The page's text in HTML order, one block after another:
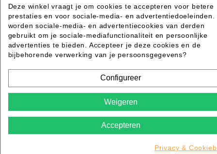
Kamferspiritus 100ml
Ratedout of 5 stars based onreview(s)
ACCOUNTaan om te bestellen.
Deze winkel vraagt je om cookies te accepteren voor betere
prestaties en voor sociale-media- en advertentiedoeleinden.
worden sociale-media- en advertentiecookies van derden
gebruikt om je sociale-mediafunctionaliteit en persoonlijke
advertenties te bieden. Accepteer je deze cookies en de
bijbehorende verwerking van je persoonsgegevens?
Configureer
Weigeren
Accepteren
Privacy &